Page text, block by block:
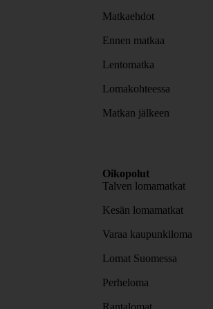
Matkaehdot
Ennen matkaa
Lentomatka
Lomakohteessa
Matkan jälkeen
Oikopolut
Talven lomamatkat
Kesän lomamatkat
Varaa kaupunkiloma
Lomat Suomessa
Perheloma